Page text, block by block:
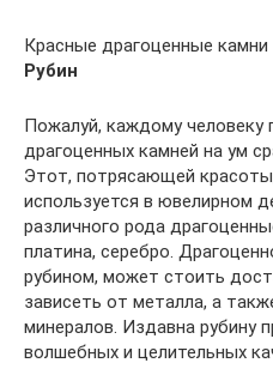
Красные драгоценные камни
Рубин
Пожалуй, каждому человеку
драгоценных камней на ум
Этот, потрясающей
используется в ювелирном
различного рода
платина, серебро.
рубином, может стоить
зависеть от металла, а
минералов. Издавна рубину
волшебных и целительных